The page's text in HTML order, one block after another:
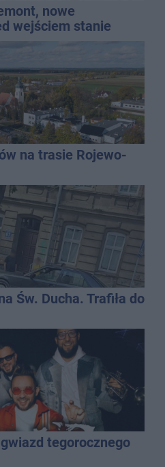
nowe
wejściem stanie
na trasie Rojewo-
Św. Ducha. Trafiła do
tegorocznego